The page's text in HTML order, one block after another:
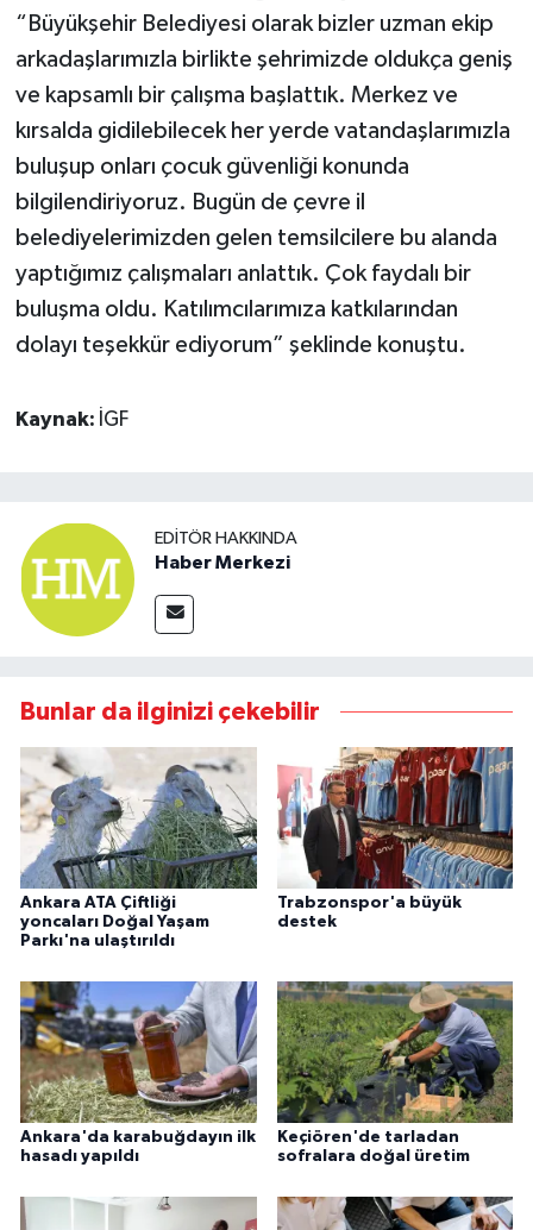
“Büyükşehir Belediyesi olarak bizler uzman ekip
arkadaşlarımızla birlikte şehrimizde oldukça geniş
ve kapsamlı bir çalışma başlattık. Merkez ve
kırsalda gidilebilecek her yerde vatandaşlarımızla
buluşup onları çocuk güvenliği konunda
bilgilendiriyoruz. Bugün de çevre il
belediyelerimizden gelen temsilcilere bu alanda
yaptığımız çalışmaları anlattık. Çok faydalı bir
buluşma oldu. Katılımcılarımıza katkılarından
dolayı teşekkür ediyorum” şeklinde konuştu.
Kaynak: İGF
EDITÖR HAKKINDA
Haber Merkezi
Bunlar da ilginizi çekebilir
Ankara ATA Çiftliği
yoncaları Doğal Yaşam
Parkı'na ulaştırıldı
Trabzonspor'a büyük
destek
Ankara'da karabuğdayın ilk
hasadı yapıldı
Keçiören'de tarladan
sofralara doğal üretim